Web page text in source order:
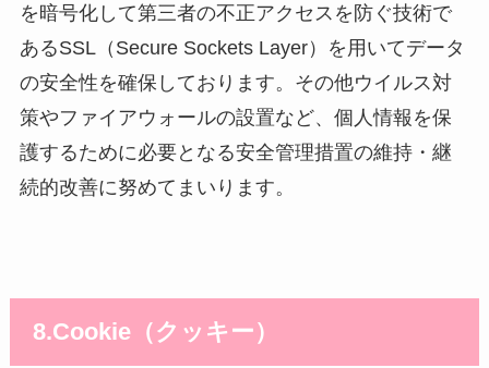
を暗号化して第三者の不正アクセスを防ぐ技術で
あるSSL（Secure Sockets Layer）を用いてデータ
の安全性を確保しております。その他ウイルス対
策やファイアウォールの設置など、個人情報を保
護するために必要となる安全管理措置の維持・継
続的改善に努めてまいります。
8.Cookie（クッキー）